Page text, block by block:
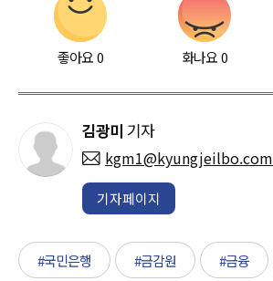
좋아요0 화나요0
김광미 기자
kgm1@kyungjeilbo.com
기자페이지
#국민은행 #금감원 #금융